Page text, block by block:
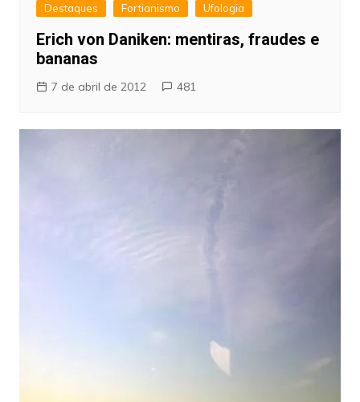
Destaques Fortianismo Ufologia
Erich von Daniken: mentiras, fraudes e
bananas
7 de abril de 2012 481